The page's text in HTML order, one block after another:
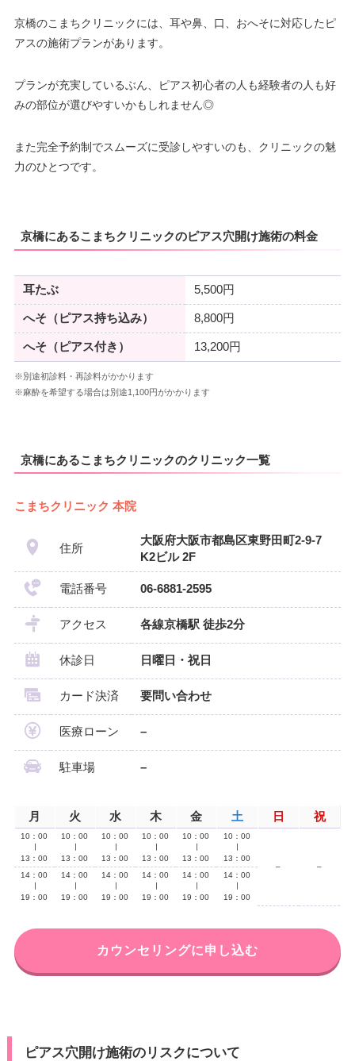
京橋のこまちクリニックには、耳や鼻、口、おへそに対応したピ
アスの施術プランがあります。
プランが充実しているぶん、ピアス初心者の人も経験者の人も好
みの部位が選びやすいかもしれません◎
また完全予約制でスムーズに受診しやすいのも、クリニックの魅
力のひとつです。
京橋にあるこまちクリニックのピアス穴開け施術の料金
耳たぶ 5,500円
へそ（ピアス持ち込み） 8,800円
へそ（ピアス付き） 13,200円
※別途初診料・再診料がかかります
※麻酔を希望する場合は別途1,100円がかかります
京橋にあるこまちクリニックのクリニック一覧
こまちクリニック 本院
住所
大阪府大阪市都島区東野田町2-9-7
K2ビル 2F
電話番号 06-6881-2595
アクセス 各線京橋駅 徒歩2分
休診日 日曜日・祝日
カード決済 要問い合わせ
医療ローン –
駐車場 –
月 火 水 木 金 土 日 祝
10：00
13：00
10：00
13：00
10：00
13：00
10：00
13：00
10：00
13：00
10：00
13：00
–
–
14：00
19：00
14：00
19：00
14：00
19：00
14：00
19：00
14：00
19：00
14：00
19：00
カウンセリングに申し込む
ピアス穴開け施術のリスクについて